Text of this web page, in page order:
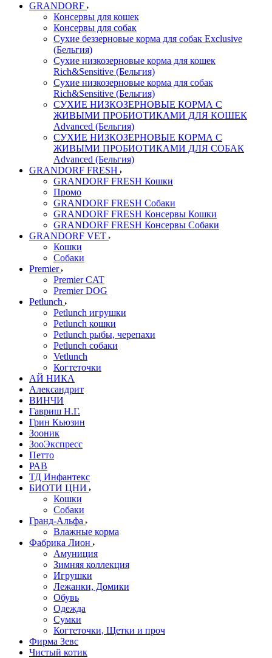
GRANDORF
Консервы для кошек
Консервы для собак
Сухие беззерновые корма для собак Exclusive
(Бельгия)
Сухие низкозерновые корма для кошек
Rich&Sensitive (Бельгия)
Сухие низкозерновые корма для собак
Rich&Sensitive (Бельгия)
СУХИЕ НИЗКОЗЕРНОВЫЕ КОРМА С
ЖИВЫМИ ПРОБИОТИКАМИ ДЛЯ КОШЕК
Advanced (Бельгия)
СУХИЕ НИЗКОЗЕРНОВЫЕ КОРМА С
ЖИВЫМИ ПРОБИОТИКАМИ ДЛЯ СОБАК
Advanced (Бельгия)
GRANDORF FRESH
GRANDORF FRESH Кошки
Промо
GRANDORF FRESH Собаки
GRANDORF FRESH Консервы Кошки
GRANDORF FRESH Консервы Собаки
GRANDORF VET
Кошки
Собаки
Premier
Premier CAT
Premier DOG
Petlunch
Petlunch игрушки
Petlunch кошки
Petlunch рыбы, черепахи
Petlunch собаки
Vetlunch
Когтеточки
АЙ НИКА
Александрит
ВИНЧИ
Гавриш Н.Г.
Грин Кьюзин
Зооник
ЗооЭкспресс
Петто
РАВ
ТД Инфантекс
БИОТИ ЦНИ
Кошки
Собаки
Гранд-Альфа
Влажные корма
Фабрика Лион
Амуниция
Зимняя коллекция
Игрушки
Лежанки, Домики
Обувь
Одежда
Сумки
Когтеточки, Щетки и проч
Фирма Зевс
Чистый котик